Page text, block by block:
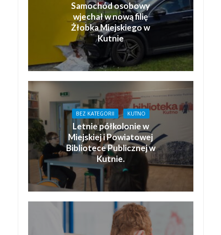
Samochód osobowy
wjechał w nową filię
Żłobka Miejskiego w
Kutnie
BEZ KATEGORII KUTNO
Letnie półkolonie w
Miejskiej i Powiatowej
Bibliotece Publicznej w
Kutnie.